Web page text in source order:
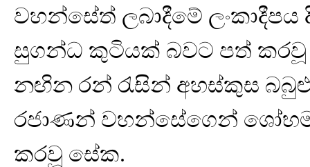
වහන්සේත් ලබාදීමේ
සුගන්ධ කුටියක් බවට පත්
නඟින රන් රැසින් අහස්කුස
රජාණන් වහන්සේගෙන්
කරවූ සේක.